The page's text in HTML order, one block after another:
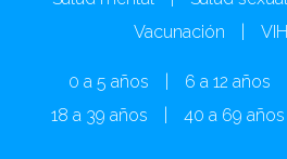
Vacunación
0 a 5 años 6 a 12 años
18 a 39 años
40 a 69 años